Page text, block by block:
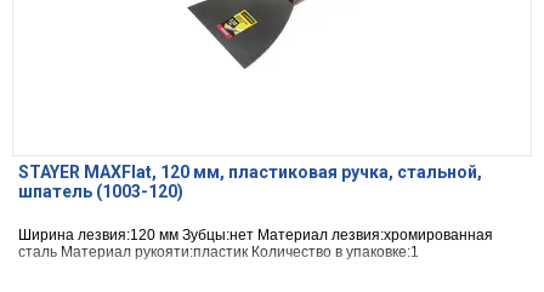
STAYER MAXFlat, 120 мм, пластиковая ручка, стальной,
шпатель (1003-120)
Ширина лезвия:120 мм Зубцы:нет Материал лезвия:хромированная
сталь Материал рукояти:пластик Количество в упаковке:1